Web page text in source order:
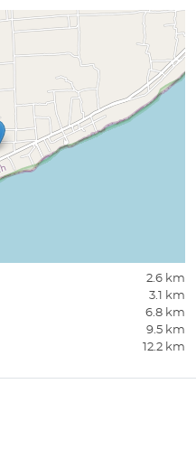
2.6 km
3.1 km
6.8 km
9.5 km
12.2 km